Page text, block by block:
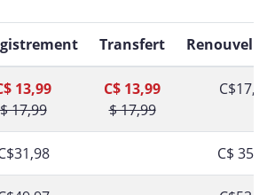
Transfert
13,99
$ 17,99
C$ 13,99
$ 17,99
C$